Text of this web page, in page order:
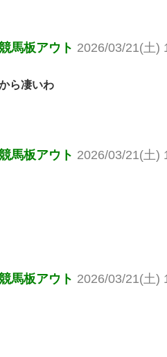
馬板アウト 2026/03/21(土)
ら凄いわ
馬板アウト 2026/03/21(土)
馬板アウト 2026/03/21(土)